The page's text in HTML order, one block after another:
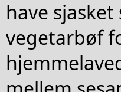
have
vegetarbøf